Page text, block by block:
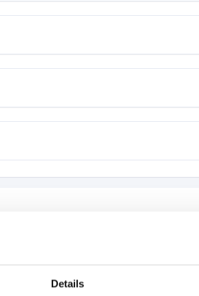
Details
sich via
einen Termin
mitbringen bzw. bis